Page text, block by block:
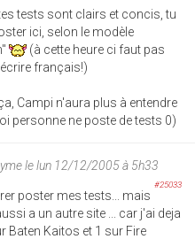
tests sont clairs et concis, tu
ici, selon le modèle
(à cette heure ci faut pas
français!)
Campi n'aura plus à entendre
personne ne poste de tests 0)
le lun 12/12/2005 à 5h33
#25033
poster mes tests... mais
a un autre site ... car j'ai deja
Baten Kaitos et 1 sur Fire